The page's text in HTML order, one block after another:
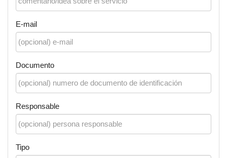
E-mail
Documento
Responsable
Tipo